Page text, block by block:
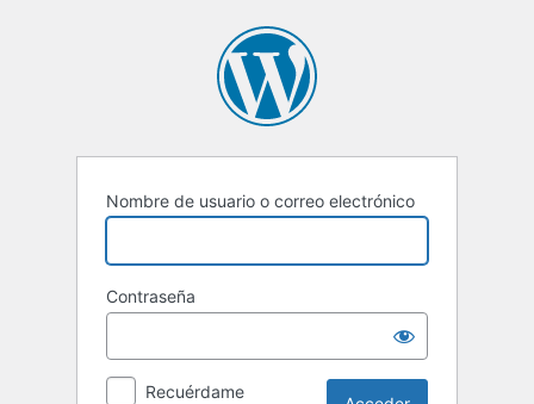
Nombre de usuario o correo electrónico
Contraseña
Recuérdame